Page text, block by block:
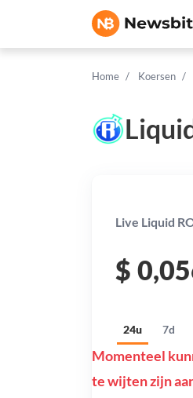
Home Koersen
Live Liquid
$
24u 7d
Momenteel
te wijten zijn